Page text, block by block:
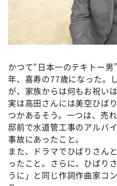
ＬＩＦＥ～夢のカタチ～
新婚さんいらっしゃい！
ポツンと一軒家
ザキ山小屋本館
ぺこぱのまるスポ
アナ回覧板
かつて“日本一のテキトー
年、喜寿の77歳になった。
が、家族からは何もお祝いは
実は高田さんには美空ひば
つかあるそう。一つは、売
邸前で水道管工事のアルバ
事故にあったこと。
また、ドラマでひばりさん
ったこと。さらに、ひばり
うに」と同じ作詞作曲家コ